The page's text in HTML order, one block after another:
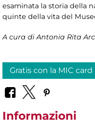
esaminata la storia della
quinte della vita del
A cura di Antonia Rita
Gratis con la MIC card
Informazioni